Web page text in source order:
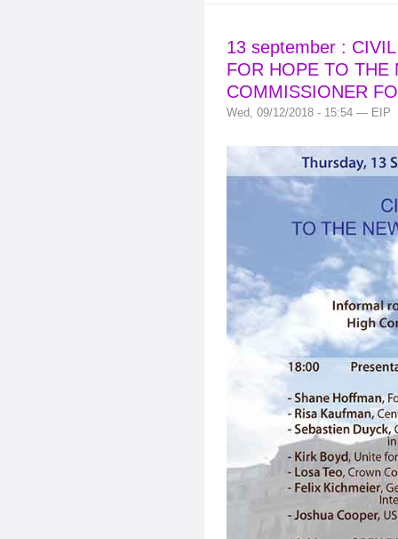
13 september :
FOR HOPE TO THE
COMMISSIONER
Wed, 09/12/2018 - 15:54 — EIP